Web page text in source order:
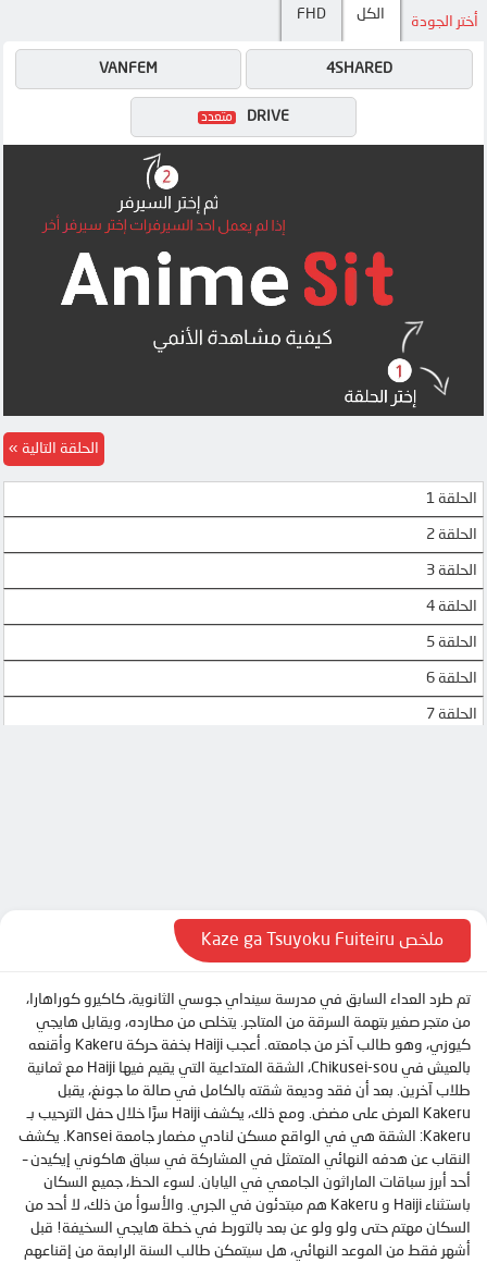
أختر الجودة الكل FHD
4SHARED
VANFEM
DRIVE
الحلقة 1
الحلقة 2
الحلقة 3
الحلقة 4
الحلقة 5
الحلقة 6
الحلقة 7
الحلقة 13
الحلقة 14
الحلقة 15
الحلقة 16
الحلقة 17
الحلقة 18
الحلقة 19
الحلقة 20
الحلقة 21
الحلقة 22
الحلقة التالية
ملخص Kaze ga Tsuyoku Fuiteiru
تم طرد العداء السابق في مدرسة سينداي جوسي الثانوية، كاكيرو كوراهارا،
من متجر صغير بتهمة السرقة من المتاجر. يتخلص من مطارده، ويقابل هايجي
كيوزي، وهو طالب آخر من جامعته. أعجب Haiji بخفة حركة Kakeru وأقنعه
بالعيش في Chikusei-sou، الشقة المتداعية التي يقيم فيها Haiji مع ثمانية
طلاب آخرين. بعد أن فقد وديعة شقته بالكامل في صالة ما جونغ، يقبل
Kakeru العرض على مضض. ومع ذلك، يكشف Haiji سرًا خلال حفل الترحيب بـ
Kakeru: الشقة هي في الواقع مسكن لنادي مضمار جامعة Kansei. يكشف
النقاب عن هدفه النهائي المتمثل في المشاركة في سباق هاكوني إيكيدن –
أحد أبرز سباقات الماراثون الجامعي في اليابان. لسوء الحظ، جميع السكان
باستثناء Haiji و Kakeru هم مبتدئون في الجري. والأسوأ من ذلك، لا أحد من
السكان مهتم حتى ولو ولو عن بعد بالتورط في خطة هايجي السخيفة! قبل
أشهر فقط من الموعد النهائي، هل سيتمكن طالب السنة الرابعة من إقناعهم